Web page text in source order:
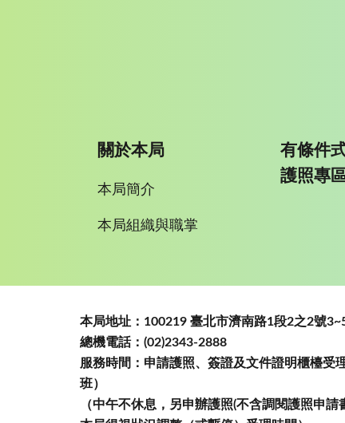
關於本局
本局簡介
本局組織與職掌
有條件
護照專
本局地址：100219 臺北市濟南路1段2之2號
總機電話：(02)2343-2888
服務時間：申請護照、簽證及文件證明櫃檯受
班）
（中午不休息，另申辦護照(不含調閱護照申